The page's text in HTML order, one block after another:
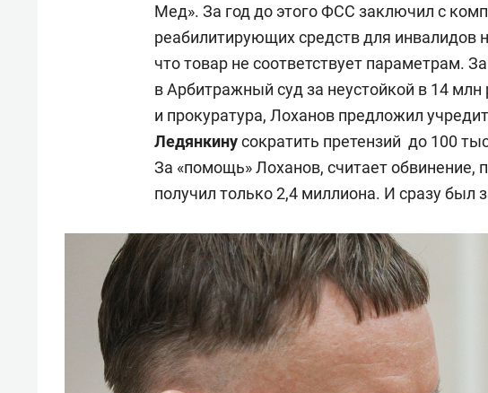
Мед». За год до этого ФСС заключил с
реабилитирующих средств для инвалидов
что товар не соответствует параметрам.
в Арбитражный суд за неустойкой в 14
и прокуратура, Лоханов предложил
Ледянкинусократить претензий до 100
За «помощь» Лоханов, считает обвинение,
получил только 2,4 миллиона. И сразу был